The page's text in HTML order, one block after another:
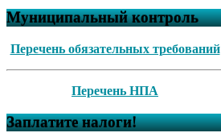
Муниципальный контроль
Перечень обязательных требований
Перечень НПА
Заплатите налоги!